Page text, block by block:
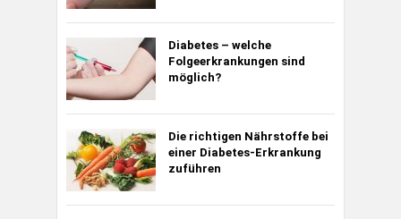
Diabetes – welche
Folgeerkrankungen sind
möglich?
Die richtigen Nährstoffe bei
einer Diabetes-Erkrankung
zuführen